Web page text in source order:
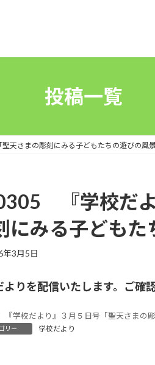
投稿一覧
さまの彫刻にみる子どもたちの遊びの風景
『学校だ
にみる子どもた
年3月5日
よりを配信いたします。ご確
学校だより』３月５日号「聖天さまの
リー 学校だより